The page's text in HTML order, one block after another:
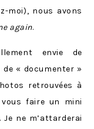
moi), nous avons
again.
envie de
« documenter »
retrouvées à
faire un mini
ne m’attarderai